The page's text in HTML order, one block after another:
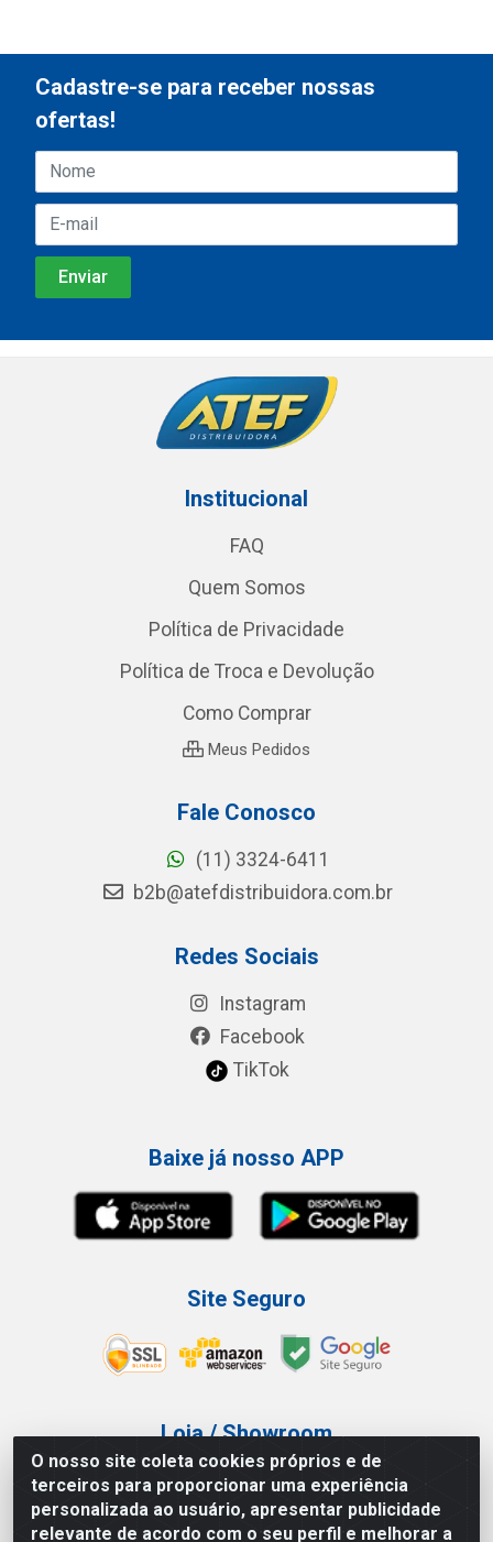
O nosso site coleta cookies próprios e de
terceiros para proporcionar uma experiência
personalizada ao usuário, apresentar publicidade
relevante de acordo com o seu perfil e melhorar a
Cadastre-se para receber nossas
ofertas!
Institucional
FAQ
Quem Somos
Política de Privacidade
Política de Troca e Devolução
Como Comprar
Meus Pedidos
Fale Conosco
(11) 3324-6411
b2b@atefdistribuidora.com.br
Redes Sociais
Instagram
Facebook
TikTok
Baixe já nosso APP
Site Seguro
Loja / Showroom
Tel.: (11) 3227-0546
Av Vautier, 587/597 - Pari - São Paulo/SP